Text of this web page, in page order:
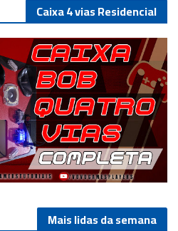
Caixa 4 vias Residencial
Mais lidas da semana